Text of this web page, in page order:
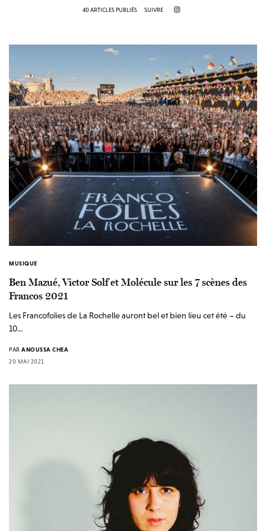
40 ARTICLES PUBLIÉS SUIVRE
MUSIQUE
Ben Mazué, Victor Solf et Molécule sur les 7 scènes des
Francos 2021
Les Francofolies de La Rochelle auront bel et bien lieu cet été – du
10…
PAR ANOUSSA CHEA
20 MAI 2021